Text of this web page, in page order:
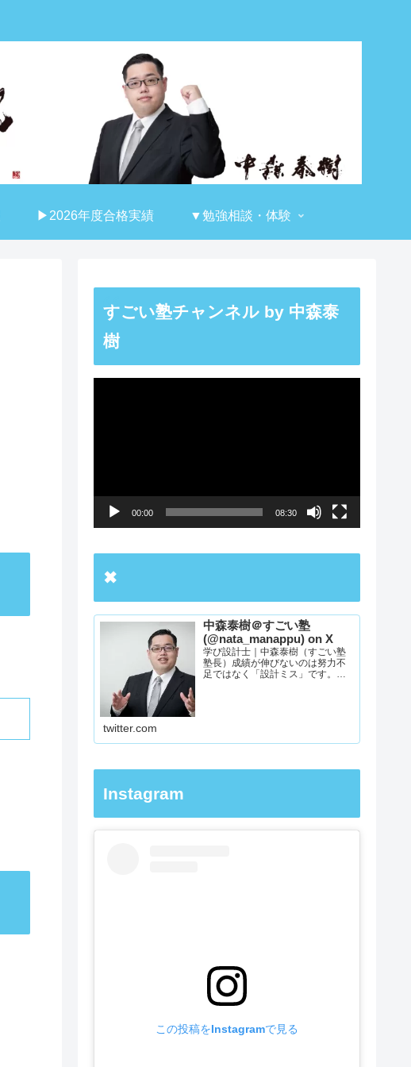
▶2026年度合格実績 ▼勉強相談・体験
すごい塾チャンネル by 中森泰
樹
00:00 08:30
✖
中森泰樹＠すごい塾
(@nata_manappu) on X
学び設計士｜中森泰樹（すごい塾
塾長）成績が伸びないのは努力不
足ではなく「設計ミス」です。
twitter.com
Instagram
この投稿をInstagramで見る